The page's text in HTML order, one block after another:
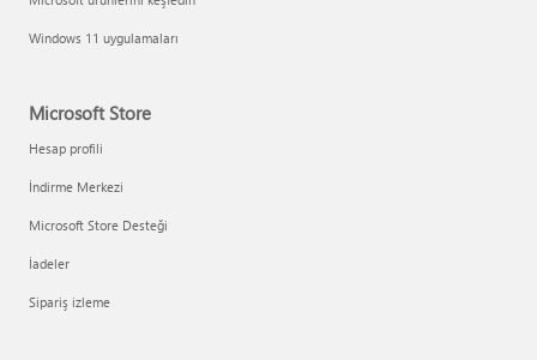
Windows 11 uygulamaları
Microsoft Store
Hesap profili
İndirme Merkezi
Microsoft Store Desteği
İadeler
Sipariş izleme